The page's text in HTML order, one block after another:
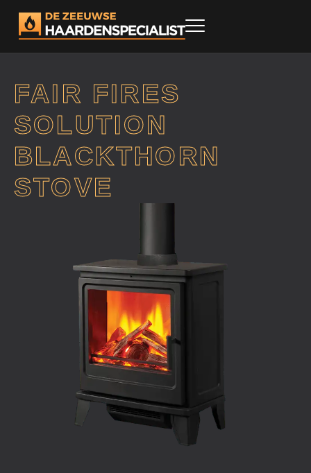
FAIR FIRES
SOLUTION
BLACKTHORN
STOVE